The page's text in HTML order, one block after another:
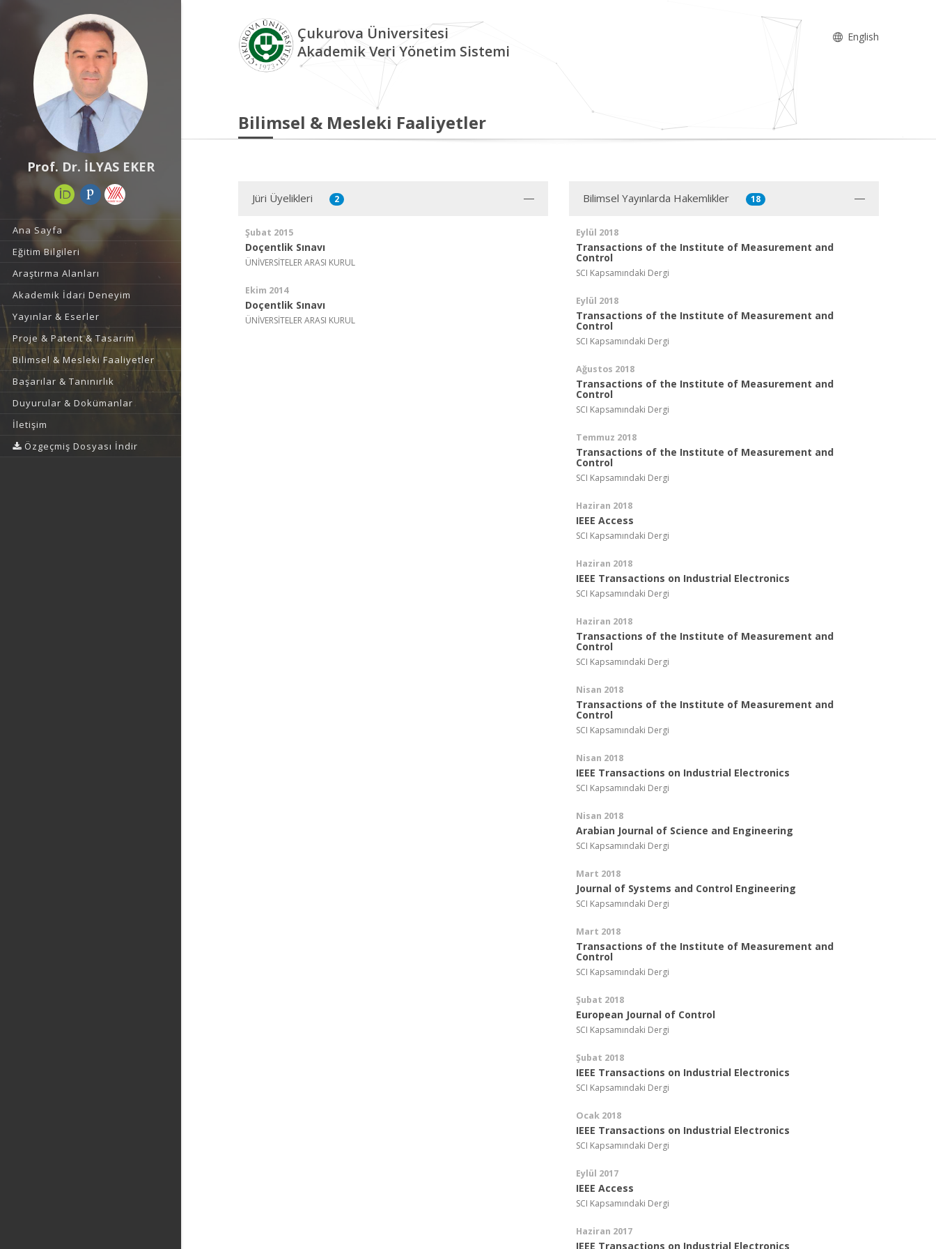
Prof. Dr. İLYAS EKER
Ana Sayfa
Eğitim Bilgileri
Araştırma Alanları
Akademik İdari Deneyim
Yayınlar & Eserler
Proje & Patent & Tasarım
Bilimsel & Mesleki Faaliyetler
Başarılar & Tanınırlık
Duyurular & Dokümanlar
İletişim
Özgeçmiş Dosyası İndir
Çukurova Üniversitesi
Akademik Veri Yönetim Sistemi
English
Bilimsel & Mesleki Faaliyetler
Jüri Üyelikleri 2
Şubat 2015
Doçentlik Sınavı
ÜNİVERSİTELER ARASI KURUL
Ekim 2014
Doçentlik Sınavı
ÜNİVERSİTELER ARASI KURUL
Bilimsel Yayınlarda Hakemlikler 18
Eylül 2018
Transactions of the Institute of Measurement and
Control
SCI Kapsamındaki Dergi
Eylül 2018
Transactions of the Institute of Measurement and
Control
SCI Kapsamındaki Dergi
Ağustos 2018
Transactions of the Institute of Measurement and
Control
SCI Kapsamındaki Dergi
Temmuz 2018
Transactions of the Institute of Measurement and
Control
SCI Kapsamındaki Dergi
Haziran 2018
IEEE Access
SCI Kapsamındaki Dergi
Haziran 2018
IEEE Transactions on Industrial Electronics
SCI Kapsamındaki Dergi
Haziran 2018
Transactions of the Institute of Measurement and
Control
SCI Kapsamındaki Dergi
Nisan 2018
Transactions of the Institute of Measurement and
Control
SCI Kapsamındaki Dergi
Nisan 2018
IEEE Transactions on Industrial Electronics
SCI Kapsamındaki Dergi
Nisan 2018
Arabian Journal of Science and Engineering
SCI Kapsamındaki Dergi
Mart 2018
Journal of Systems and Control Engineering
SCI Kapsamındaki Dergi
Mart 2018
Transactions of the Institute of Measurement and
Control
SCI Kapsamındaki Dergi
Şubat 2018
European Journal of Control
SCI Kapsamındaki Dergi
Şubat 2018
IEEE Transactions on Industrial Electronics
SCI Kapsamındaki Dergi
Ocak 2018
IEEE Transactions on Industrial Electronics
SCI Kapsamındaki Dergi
Eylül 2017
IEEE Access
SCI Kapsamındaki Dergi
Haziran 2017
IEEE Transactions on Industrial Electronics